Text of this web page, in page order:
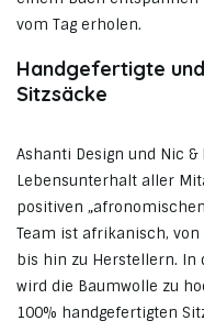
vom Tag erholen.
Handgefertigte
Sitzsäcke
Ashanti Design und Nic
Lebensunterhalt aller
positiven
Team ist afrikanisch,
bis hin zu Herstellern. In
wird die Baumwolle zu
100% handgefertigten